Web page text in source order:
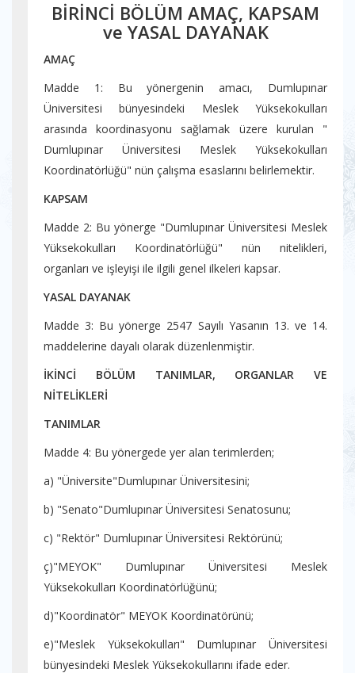
BİRİNCİ BÖLÜM AMAÇ, KAPSAM
ve YASAL DAYANAK
AMAÇ
Madde 1: Bu yönergenin amacı, Dumlupınar
Üniversitesi bünyesindeki Meslek Yüksekokulları
arasında koordinasyonu sağlamak üzere kurulan "
Dumlupınar Üniversitesi Meslek Yüksekokulları
Koordinatörlüğü" nün çalışma esaslarını belirlemektir.
KAPSAM
Madde 2: Bu yönerge "Dumlupınar Üniversitesi Meslek
Yüksekokulları Koordinatörlüğü" nün nitelikleri,
organları ve işleyişi ile ilgili genel ilkeleri kapsar.
YASAL DAYANAK
Madde 3: Bu yönerge 2547 Sayılı Yasanın 13. ve 14.
maddelerine dayalı olarak düzenlenmiştir.
İKİNCİ BÖLÜM TANIMLAR, ORGANLAR VE
NİTELİKLERİ
TANIMLAR
Madde 4: Bu yönergede yer alan terimlerden;
a) "Üniversite"Dumlupınar Üniversitesini;
b) "Senato"Dumlupınar Üniversitesi Senatosunu;
c) "Rektör" Dumlupınar Üniversitesi Rektörünü;
ç)"MEYOK" Dumlupınar Üniversitesi Meslek
Yüksekokulları Koordinatörlüğünü;
d)"Koordinatör" MEYOK Koordinatörünü;
e)"Meslek Yüksekokulları" Dumlupınar Üniversitesi
bünyesindeki Meslek Yüksekokullarını ifade eder.